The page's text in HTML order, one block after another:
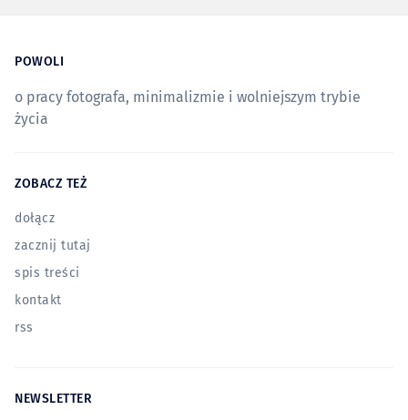
POWOLI
o pracy fotografa, minimalizmie i wolniejszym trybie
życia
ZOBACZ TEŻ
dołącz
zacznij tutaj
spis treści
kontakt
rss
NEWSLETTER